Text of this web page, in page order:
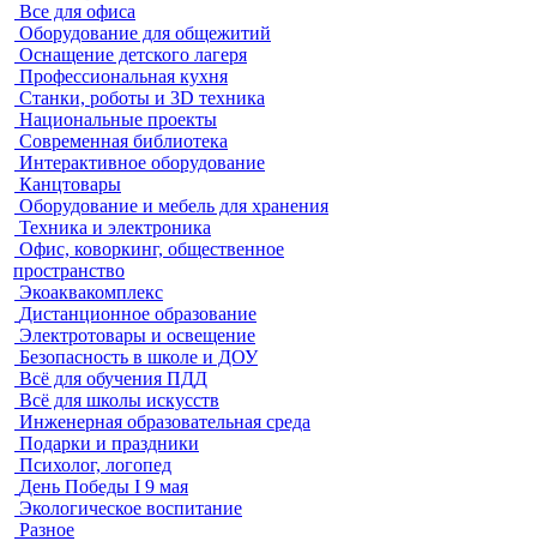
Все для офиса
Оборудование для общежитий
Оснащение детского лагеря
Профессиональная кухня
Станки, роботы и 3D техника
Национальные проекты
Современная библиотека
Интерактивное оборудование
Канцтовары
Оборудование и мебель для хранения
Техника и электроника
Офис, коворкинг, общественное
пространство
Экоаквакомплекс
Дистанционное образование
Электротовары и освещение
Безопасность в школе и ДОУ
Всё для обучения ПДД
Всё для школы искусств
Инженерная образовательная среда
Подарки и праздники
Психолог, логопед
День Победы I 9 мая
Экологическое воспитание
Разное